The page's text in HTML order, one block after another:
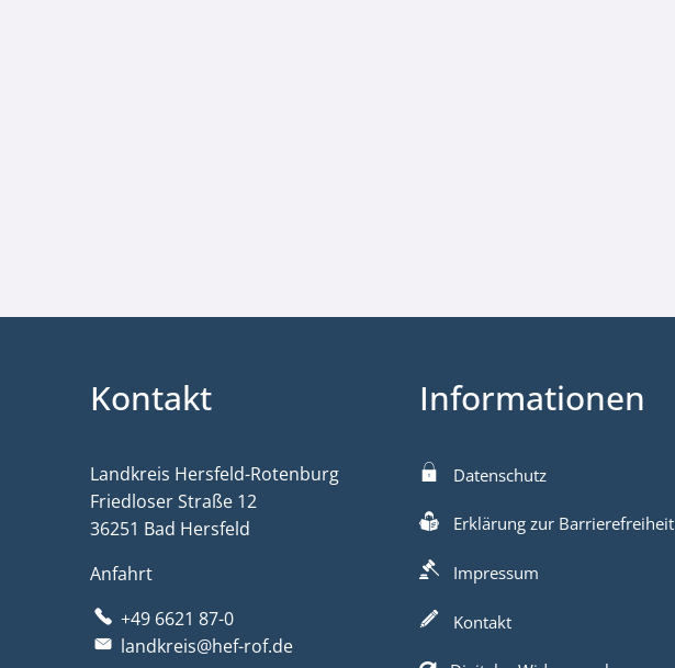
Kontakt
Landkreis Hersfeld-Rotenburg
Friedloser Straße 12
36251 Bad Hersfeld
Anfahrt
+49 6621 87-0
landkreis@hef-rof.de
Informationen
Datenschutz
Erklärung zur Barrierefreiheit
Impressum
Kontakt